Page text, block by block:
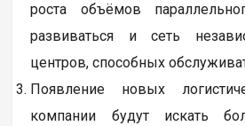
роста объёмов
развиваться и сеть
центров, способных
Появление новых
компании будут искать